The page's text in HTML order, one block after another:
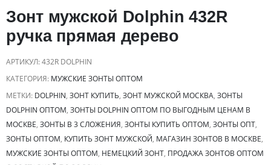
Зонт мужской Dolphin 432R
ручка прямая дерево
АРТИКУЛ:432R DOLPHIN
КАТЕГОРИЯ: МУЖСКИЕ ЗОНТЫ ОПТОМ
МЕТКИ: DOLPHIN, ЗОНТ КУПИТЬ, ЗОНТ МУЖСКОЙ МОСКВА, ЗОНТЫ
DOLPHIN ОПТОМ, ЗОНТЫ DOLPHIN ОПТОМ ПО ВЫГОДНЫМ ЦЕНАМ В
МОСКВЕ, ЗОНТЫ В 3 СЛОЖЕНИЯ, ЗОНТЫ КУПИТЬ ОПТОМ, ЗОНТЫ ОПТ,
ЗОНТЫ ОПТОМ, КУПИТЬ ЗОНТ МУЖСКОЙ, МАГАЗИН ЗОНТОВ В МОСКВЕ,
МУЖСКИЕ ЗОНТЫ ОПТОМ, НЕМЕЦКИЙ ЗОНТ, ПРОДАЖА ЗОНТОВ ОПТОМ